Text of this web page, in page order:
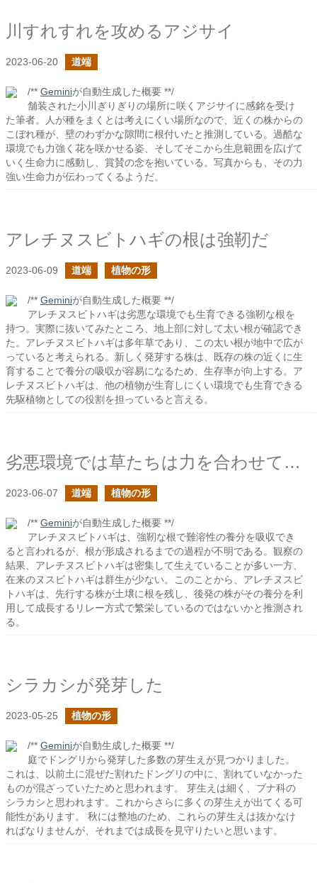
川すれすれを攻めるアジサイ
2023-06-20 道端
/** Geminiが自動生成した概要 **/
舗装された小川ぎりぎりの場所に咲くアジサイに感銘を受け
た筆者。人が種をまくとは考えにくい場所なので、近くの株からの
こぼれ種が、壁のわずかな隙間に根付いたと推測している。過酷な
環境でも力強く花を咲かせる姿、そしてそこから生息範囲を広げて
いく生命力に感動し、賞賛の念を抱いている。写真からも、その力
強い生命力が伝わってくるようだ。
アレチヌスビトハギの根は強靭だ
2023-06-09 道端 植物の形
/** Geminiが自動生成した概要 **/
アレチヌスビトハギは劣悪な環境でも生育できる強靭な根を
持つ。実際に抜いてみたところ、地上部に対して太い根が確認でき
た。アレチヌスビトハギは多年草であり、この太い根が地中で広が
っていると考えられる。新しく発芽する株は、既存の株の近くに生
育することで養分の吸収が容易になるため、生存率が向上する。ア
レチヌスビトハギは、他の植物が生育しにくい環境でも生育できる
先駆植物としての役割を担っていると言える。
劣悪環境では草たちは力を合わせて攻めるのか？
2023-06-07 道端 植物の形
/** Geminiが自動生成した概要 **/
アレチヌスビトハギは、強靭な根で難溶性の養分を吸収でき
ると言われるが、根が形成されるまでの過程が不明である。観察の
結果、アレチヌスビトハギは密集して生えていることが多い一方、
在来のヌスビトハギは群生が少ない。このことから、アレチヌスビ
トハギは、先行する株が土壌に根を残し、後発の株がその養分を利
用して成長するリレー方式で繁栄しているのではないかと推測され
る。
シラカシが発芽した
2023-05-25 植物の形
/** Geminiが自動生成した概要 **/
庭でドングリから発芽した多数の芽生えが見つかりました。
これは、以前土に混ぜた割れたドングリの中に、割れていなかった
ものが混ざっていたためと思われます。 芽生えは細く、ブナ科の
シラカシと思われます。これからさらに多くの芽生えが出てくる可
能性があります。 秋には整地のため、これらの芽生えは抜かなけ
ればなりませんが、それまでは成長を見守りたいと思います。